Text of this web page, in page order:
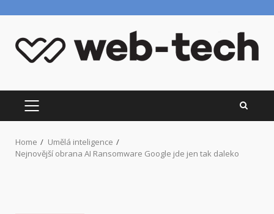
content
PRIMARY
MENU
Home
Umělá inteligence
Nejnovější obrana AI Ransomware Google jde jen tak daleko